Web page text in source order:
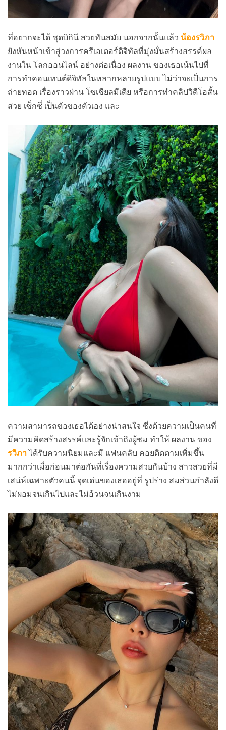
ที่อยากจะได้ ชุดบิกินี สวยทันสมัย นอกจากนั้นแล้ว น้องรวิภา
ยังหันหน้าเข้าสู่วงการครีเอเตอร์ดิจิทัลที่มุ่งมั่นสร้างสรรค์ผล
งานใน โลกออนไลน์ อย่างต่อเนื่อง ผลงาน ของเธอเน้นไปที่
การทำคอนเทนต์ดิจิทัลในหลากหลายรูปแบบ ไม่ว่าจะเป็นการ
ถ่ายทอด เรื่องราวผ่าน โซเชียลมีเดีย หรือการทำคลิปวิดีโอสั้น
สวย เซ็กซี่ เป็นตัวของตัวเอง และ
ความสามารถของเธอได้อย่างน่าสนใจ ซึ่งด้วยความเป็นคนที่
มีความคิดสร้างสรรค์และรู้จักเข้าถึงผู้ชม ทำให้ ผลงาน ของ
รวิภา ได้รับความนิยมและมี แฟนคลับ คอยติดตามเพิ่มขึ้น
มากกว่าเมื่อก่อนมาต่อกันที่เรื่องความสวยกันบ้าง สาวสวยที่มี
เสน่ห์เฉพาะตัวคนนี้ จุดเด่นของเธออยู่ที่ รูปร่าง สมส่วนกำลังดี
ไม่ผอมจนเกินไปและไม่อ้วนจนเกินงาม